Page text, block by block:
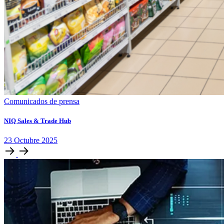
Comunicados de prensa
NIQ Sales & Trade Hub
23 Octubre 2025